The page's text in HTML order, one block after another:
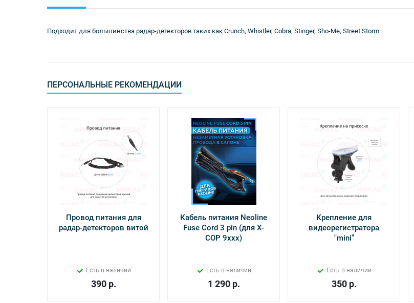
Подходит для большинства радар-детекторов таких как Crunch, Whistler, Cobra, Stinger, Sho-Me, Street Storm.
ПЕРСОНАЛЬНЫЕ РЕКОМЕНДАЦИИ
Провод питания для
радар-детекторов витой
Есть в наличии
390р.
Кабель питания Neoline
Fuse Cord 3 pin (для Х-
СОР 9ххх)
Есть в наличии
1 290р.
Крепление для
видеорегистратора
"mini"
Есть в наличии
350р.